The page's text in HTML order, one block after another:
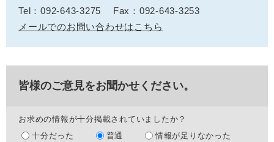
Tel：092-643-3275
Fax：092-643-3253
メールでのお問い合わせはこちら
皆様のご意見をお聞かせください。
お求めの情報が十分掲載されていましたか？
十分だった
普通 情報が足りなかった